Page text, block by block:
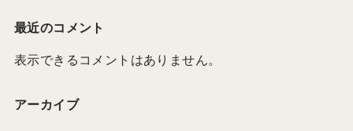
最近のコメント
表示できるコメントはありません。
アーカイブ